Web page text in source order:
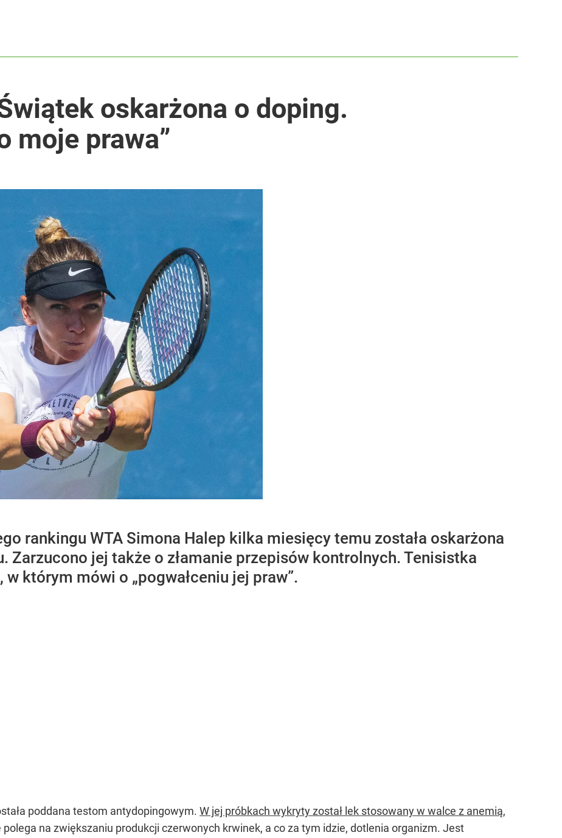
oskarżona o doping.
moje prawa”
rankingu WTA Simona Halep kilka miesięcy temu została oskarżona
Zarzucono jej także o złamanie przepisów kontrolnych. Tenisistka
w którym mówi o „pogwałceniu jej praw”.
poddana testom antydopingowym. W jej próbkach wykryty został lek stosowany w walce z anemią,
na zwiększaniu produkcji czerwonych krwinek, a co za tym idzie, dotlenia organizm. Jest